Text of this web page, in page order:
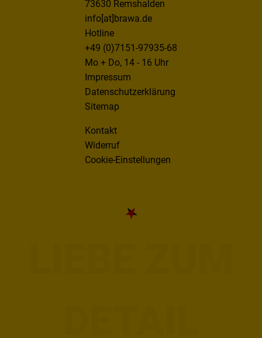
73630 Remshalden
info[at]brawa.de
Hotline
+49 (0)7151-97935-68
Mo + Do, 14 - 16 Uhr
Impressum
Datenschutzerklärung
Sitemap
Kontakt
Widerruf
Cookie-Einstellungen